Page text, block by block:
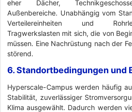
eher Dächer,
Außenbereiche. Unabhängig vom
Verteilereinheiten und
Tragwerkslasten mit sich, die von
müssen. Eine Nachrüstung nach der
störend.
6. Standortbedingungen und
Hyperscale-Campus werden häufig
Stabilität, zuverlässiger
Klima ausgewählt. Dadurch werden